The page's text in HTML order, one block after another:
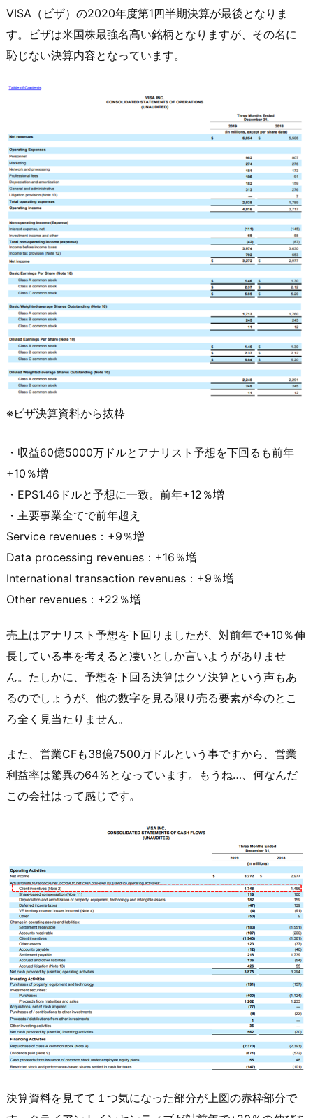
VISA（ビザ）の2020年度第1四半期決算が最後となりま
す。ビザは米国株最強名高い銘柄となりますが、その名に
恥じない決算内容となっています。
※ビザ決算資料から抜粋
・収益60億5000万ドルとアナリスト予想を下回るも前年
+10％増
・EPS1.46ドルと予想に一致。前年+12％増
・主要事業全てで前年超え
Service revenues：+9％増
Data processing revenues：+16％増
International transaction revenues：+9％増
Other revenues：+22％増
売上はアナリスト予想を下回りましたが、対前年で+10％伸
長している事を考えると凄いとしか言いようがありませ
ん。たしかに、予想を下回る決算はクソ決算という声もあ
るのでしょうが、他の数字を見る限り売る要素が今のとこ
ろ全く見当たりません。
また、営業CFも38億7500万ドルという事ですから、営業
利益率は驚異の64％となっています。もうね…、何なんだ
この会社はって感じです。
決算資料を見てて１つ気になった部分が上図の赤枠部分で